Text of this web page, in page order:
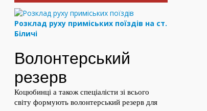
Розклад руху приміських поїздів на ст.
Біличі